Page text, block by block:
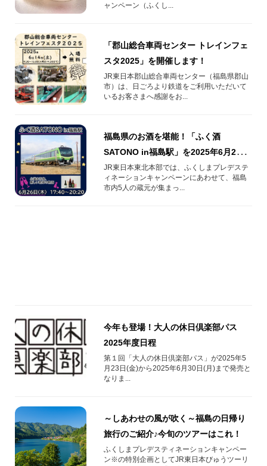
ャンペーン（ふくし...
「郡山総合車両センター トレインフェ
スタ2025」を開催します！
JR東日本郡山総合車両センター（福島県郡山
市）は、日ごろより鉄道をご利用いただいて
いるお客さまへ感謝をお...
福島県のお酒を堪能！「ふく酒
SATONO in福島駅」を2025年6月26日
(木)開催！
JR東日本東北本部では、ふくしまプレデステ
ィネーションキャンペーンにあわせて、福島
市内5人の蔵元が集まっ...
今年も登場！大人の休日倶楽部パス
2025年度日程​
第１回「大人の休日倶楽部パス」が2025年5
月23日(金)から2025年6月30日(月)まで発売と
なりま...
～しあわせの風が吹く～福島の日帰り
旅行のご紹介♪今旬のツアーはこれ！
ふくしまプレデスティネーションキャンペー
ン※の特別企画としてJR東日本びゅうツーリ